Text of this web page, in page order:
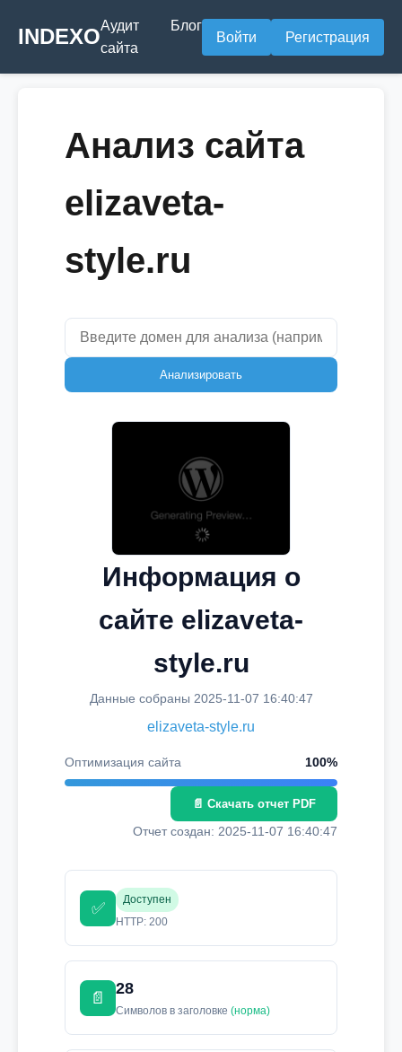
INDEXOАудит
сайта
Блог
Войти Регистрация
Анализ сайта
elizaveta-
style.ru
Анализировать
Информация о
сайте elizaveta-
style.ru
Данные собраны 2025-11-07 16:40:47
elizaveta-style.ru
Оптимизация сайта 100%
📄 Скачать отчет PDF
Отчет создан: 2025-11-07 16:40:47
✅
Доступен
HTTP: 200
📄
28
Символов в заголовке (норма)